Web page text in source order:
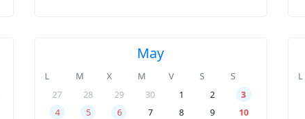
May
L M X M V S
S
27
28 29 30 1 2
3
4
5 6 7 8 9
10
L